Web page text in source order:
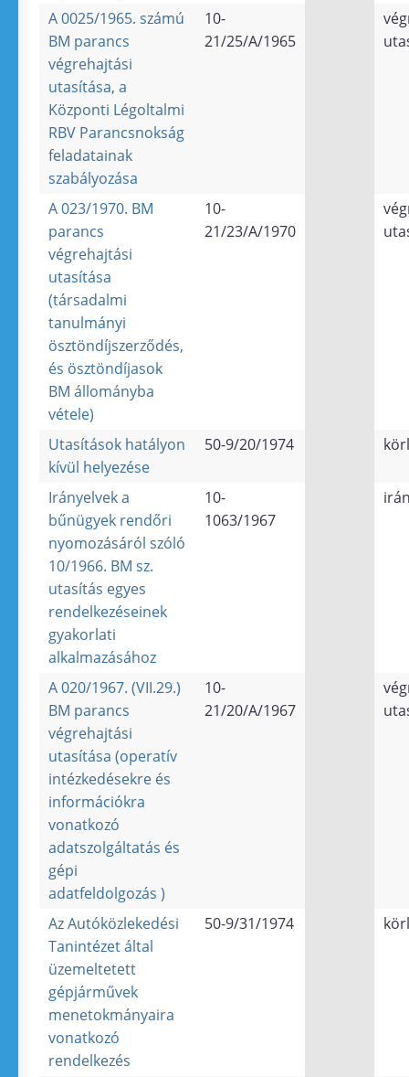
A 0025/1965. számú
BM parancs
végrehajtási
utasítása, a
Központi Légoltalmi
RBV Parancsnokság
feladatainak
szabályozása
10-
21/25/A/1965
A 023/1970. BM
parancs
végrehajtási
utasítása
(társadalmi
tanulmányi
ösztöndíjszerződés,
és ösztöndíjasok
BM állományba
vétele)
10-
21/23/A/1970
Utasítások hatályon
kívül helyezése
50-9/20/1974
Irányelvek a
bűnügyek rendőri
nyomozásáról szóló
10/1966. BM sz.
utasítás egyes
rendelkezéseinek
gyakorlati
alkalmazásához
10-
1063/1967
A 020/1967. (VII.29.)
BM parancs
végrehajtási
utasítása (operatív
intézkedésekre és
információkra
vonatkozó
adatszolgáltatás és
gépi
adatfeldolgozás )
10-
21/20/A/1967
Az Autóközlekedési
Tanintézet által
üzemeltetett
gépjárművek
menetokmányaira
vonatkozó
rendelkezés
50-9/31/1974